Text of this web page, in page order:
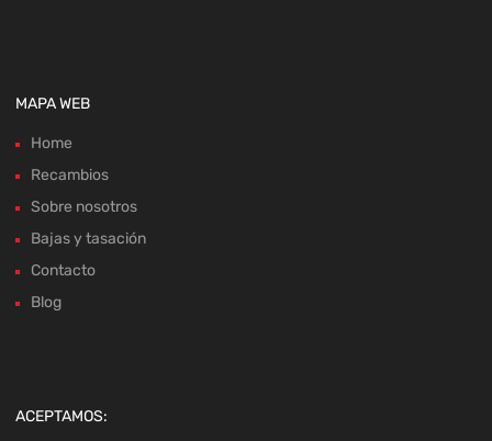
MAPA WEB
Home
Recambios
Sobre nosotros
Bajas y tasación
Contacto
Blog
ACEPTAMOS: